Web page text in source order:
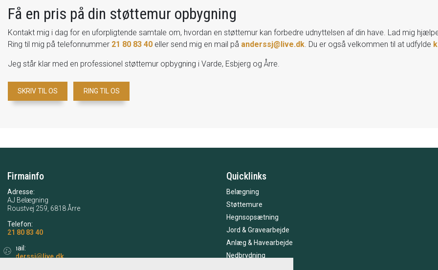
Få en pris på din støttemur opbygning
Kontakt mig i dag for en uforpligtende samtale om, hvordan en støttemur kan forbedre udnyttelsen af din have. Lad mig
Ring til mig på telefonnummer 21 80 83 40 eller send mig en mail på anderssj@live.dk. Du er også velkommen til at udfylde
Jeg står klar med en professionel støttemur opbygning i Varde, Esbjerg og Årre.
SKRIV TIL OS RING TIL OS
Firmainfo
Adresse:
AJ Belægning
Roustvej 259, 6818 Årre
Telefon:
21 80 83 40
Email:
anderssj@live.dk
Quicklinks
Belægning
Støttemure
Hegnsopsætning
Jord & Gravearbejde
Anlæg & Havearbejde
Nedbrydning